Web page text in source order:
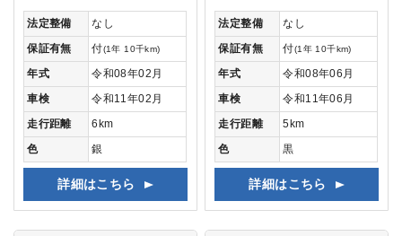
法定整備
なし
保証有無
付(1年 10千km)
年式
令和08年02月
車検
令和11年02月
走行距離
6km
色
銀
詳細はこちら
法定整備
なし
保証有無
付(1年 10千km)
年式
令和08年06月
車検
令和11年06月
走行距離
5km
色
黒
詳細はこちら